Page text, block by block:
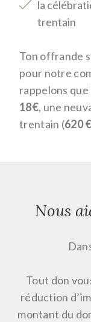
la
trentain
Ton offrande
pour notre
rappelons
18€, une
trentain (620 €
Nous
Tout don
réduction
montant du